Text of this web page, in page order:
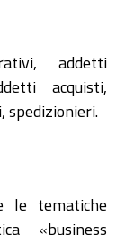
addetti
acquisti,
spedizionieri.
le tematiche
«business